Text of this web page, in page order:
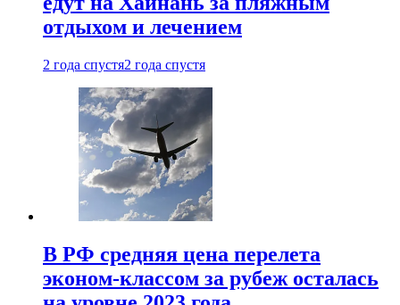
отдыхом и лечением
2 года спустя2 года спустя
В РФ средняя цена перелета
эконом-классом за рубеж осталась